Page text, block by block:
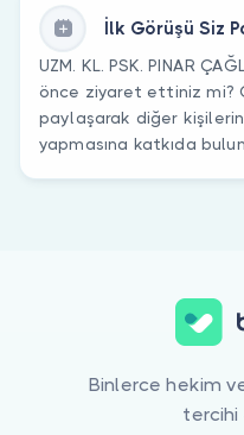
İlk Görüşü Siz
UZM. KL. PSK. PINAR
önce ziyaret ettiniz mi?
paylaşarak diğer
yapmasına katkıda
Binlerce hekim
tercihi